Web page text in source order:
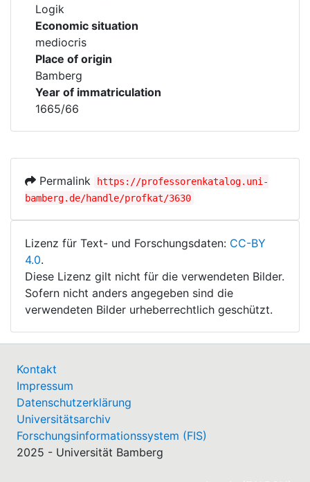
Logik
Economic situation
mediocris
Place of origin
Bamberg
Year of immatriculation
1665/66
Permalink
https://professorenkatalog.uni-
bamberg.de/handle/profkat/3630
Lizenz für Text- und Forschungsdaten: CC-BY
4.0.
Diese Lizenz gilt nicht für die verwendeten Bilder.
Sofern nicht anders angegeben sind die
verwendeten Bilder urheberrechtlich geschützt.
Kontakt
Impressum
Datenschutzerklärung
Universitätsarchiv
Forschungsinformationssystem (FIS)
2025 - Universität Bamberg